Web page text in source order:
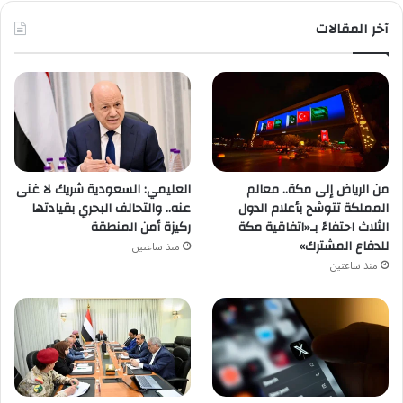
آخر المقالات
من الرياض إلى مكة.. معالم
المملكة تتوشح بأعلام الدول
الثلاث احتفاءً بـ«اتفاقية مكة
للدفاع المشترك»
منذ ساعتين
العليمي: السعودية شريك لا غنى
عنه.. والتحالف البحري بقيادتها
ركيزة أمن المنطقة
منذ ساعتين